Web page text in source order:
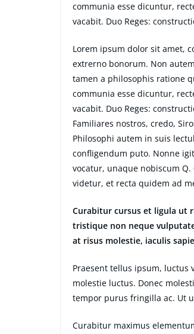
communia esse dicuntur,
vacabit. Duo Reges:
Lorem ipsum dolor sit amet,
extrerno bonorum. Non
tamen a philosophis ratione
communia esse dicuntur,
vacabit. Duo Reges:
Familiares nostros, credo,
Philosophi autem in suis
confligendum puto. Nonne
vocatur, unaque nobiscum
videtur, et recta quidem ad
Curabitur cursus et ligula ut
tristique non neque
at risus molestie, iaculis
Praesent tellus ipsum, luctus
molestie luctus. Donec
tempor purus fringilla ac. Ut
Curabitur maximus